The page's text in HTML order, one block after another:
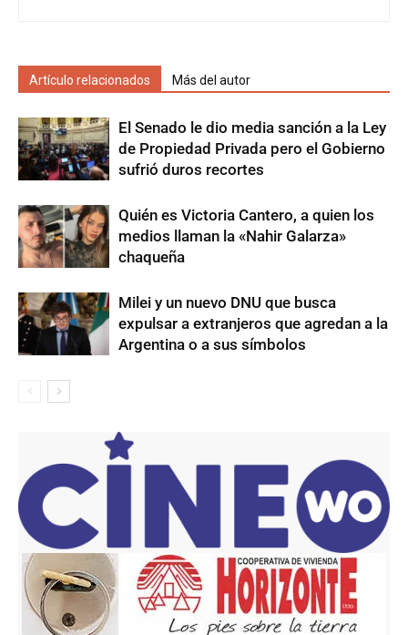
Artículo relacionados Más del autor
El Senado le dio media sanción a la Ley
de Propiedad Privada pero el Gobierno
sufrió duros recortes
Quién es Victoria Cantero, a quien los
medios llaman la «Nahir Galarza»
chaqueña
Milei y un nuevo DNU que busca
expulsar a extranjeros que agredan a la
Argentina o a sus símbolos